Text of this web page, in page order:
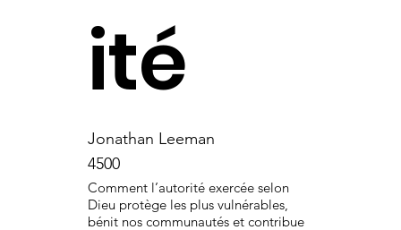
ité
Jonathan Leeman
4500
Comment l’autorité exercée selon
Dieu protège les plus vulnérables,
bénit nos communautés et contribue